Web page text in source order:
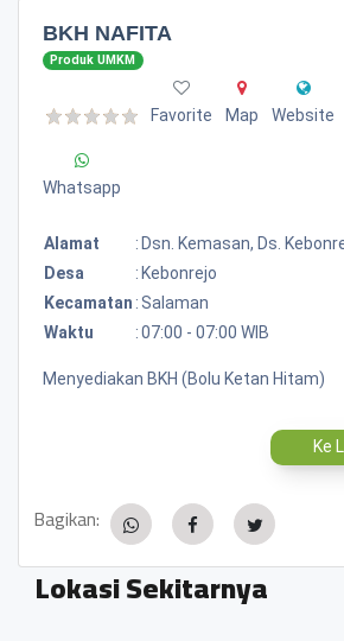
BKH NAFITA
Produk UMKM
Favorite Map Website
Whatsapp
Alamat : Dsn. Kemasan, Ds.
Desa
: Kebonrejo
Kecamatan : Salaman
Waktu
:07:00 - 07:00 WIB
Menyediakan BKH (Bolu Ketan Hitam)
Ke
Bagikan:
Lokasi Sekitarnya